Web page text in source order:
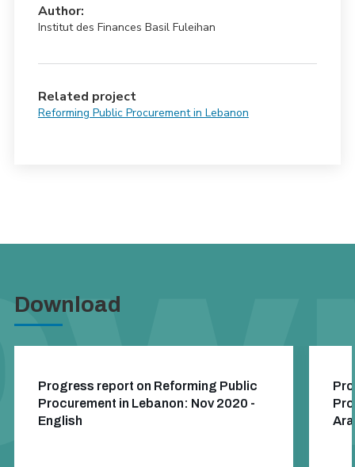
Author:
Institut des Finances Basil Fuleihan
Related project
Reforming Public Procurement in Lebanon
Download
Progress report on Reforming Public
Procurement in Lebanon: Nov 2020 -
English